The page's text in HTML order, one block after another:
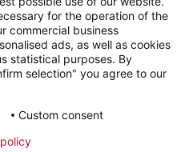
Instagram
for the operation of the
commercial business
ads, as well as cookies
statistical purposes. By
selection" you agree to our
Custom consent